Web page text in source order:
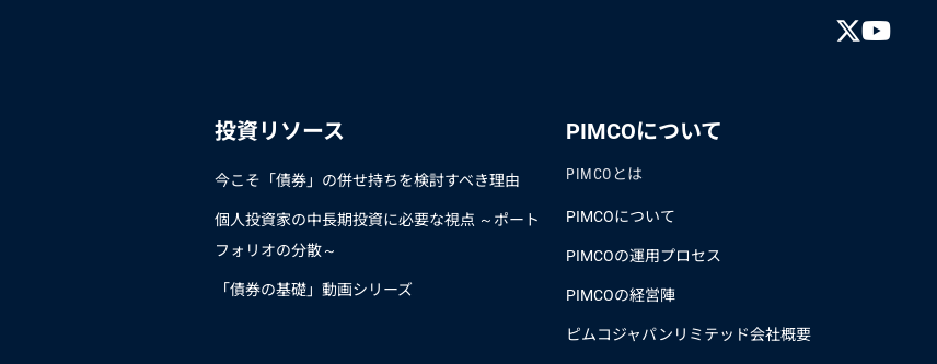
投資リソース
今こそ「債券」の併せ持ちを検討すべき理由
個人投資家の中長期投資に必要な視点 ～ポート
フォリオの分散～
「債券の基礎」動画シリーズ
PIMCOについて
PIMCOとは
PIMCOについて
PIMCOの運用プロセス
PIMCOの経営陣
ピムコジャパンリミテッド会社概要